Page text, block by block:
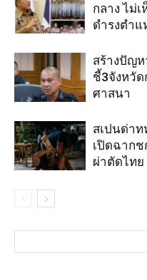
กลาง ไม่
ดำรงตำแ
สร้างปัญห
ชี้3จังหวัด
ศาสนา
สเปนด่าท
เปิดฉาก
ผ่าตัดไทย